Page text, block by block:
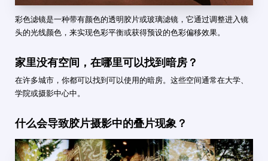
彩色滤镜是一种带有颜色的透明胶片或玻璃滤镜，它通过调整进入镜
头的光线颜色，来实现色彩平衡或获得预设的色彩偏移效果。
家里没有空间，在哪里可以找到暗房？
在许多城市，你都可以找到可以使用的暗房。这些空间通常在大学、
学院或摄影中心中。
什么会导致胶片摄影中的叠片现象？